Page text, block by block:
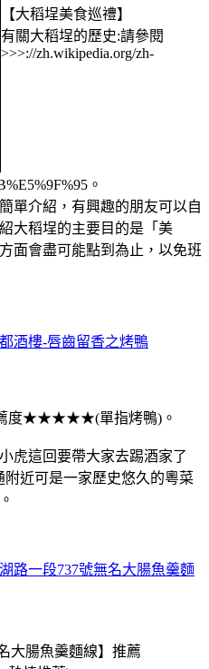
【大稻埕美食巡禮】
有關大稻埕的歷史:請參閱
>>>://zh.wikipedia.org/zh-
。
單介紹，有興趣的朋友可以自
大稻埕的主要目的是「美
面會盡可能點到為止，以免班
酒樓-唇齒留香之烤鴨
薦度★★★★★(單指烤鴨)。
虎這回要帶大家去踢酒家了
近可是一家歷史悠久的粵菜
路一段737號無名大腸魚羹麵
大腸魚羹麵線】推薦